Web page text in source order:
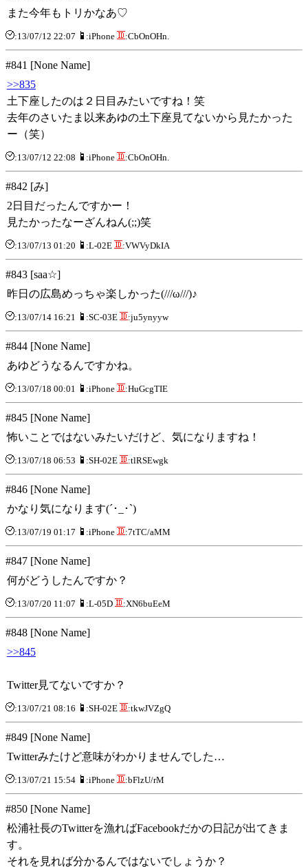
また今年もトリかなあ♡
:13/07/12 22:07 :iPhone :CbOnOHn.
#841 [None Name]
>>835
土下座したのは２日目みたいですね！笑
去年のさいたま以来あゆの土下座見てないから見たかった
ー（笑）
:13/07/12 22:08 :iPhone :CbOnOHn.
#842 [み]
2日目だったんですかー！
見たかったなーざんねん(;;)笑
:13/07/13 01:20 :L-02E :VWVyDkIA
#843 [saa☆]
昨日の広島めっちゃ楽しかった(///ω///)♪
:13/07/14 16:21 :SC-03E :ju5ynyyw
#844 [None Name]
あゆどうなるんですかね。
:13/07/18 00:01 :iPhone :HuGcgTIE
#845 [None Name]
怖いことではないみたいだけど、気になりますね！
:13/07/18 06:53 :SH-02E :tlRSEwgk
#846 [None Name]
かなり気になります(´･_･`)
:13/07/19 01:17 :iPhone :7tTC/aMM
#847 [None Name]
何がどうしたんですか？
:13/07/20 11:07 :L-05D :XN6buEeM
#848 [None Name]
>>845
Twitter見てないですか？
:13/07/21 08:16 :SH-02E :tkwJVZgQ
#849 [None Name]
Twitterみたけど意味がわかりませんでした…
:13/07/21 15:54 :iPhone :bFlzU/rM
#850 [None Name]
松浦社長のTwitterを漁ればFacebookだかの日記が出てきま
す。
それを見れば分かるんではないでしょうか？